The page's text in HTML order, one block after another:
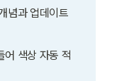
념과 업데이트
어 색상 자동 적